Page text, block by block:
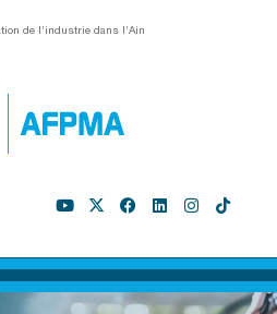
de l’industrie dans l’Ain